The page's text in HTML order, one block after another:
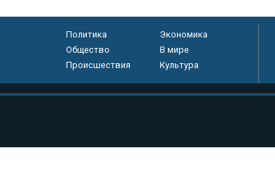
Политика
Экономика
Общество
В мире
Происшествия
Культура